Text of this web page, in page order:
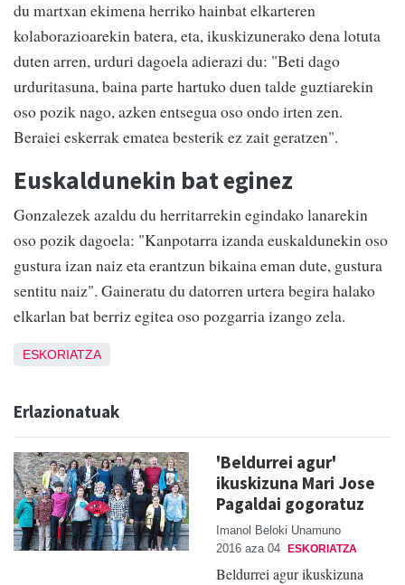
du martxan ekimena herriko hainbat elkarteren
kolaborazioarekin batera, eta, ikuskizunerako dena lotuta
duten arren, urduri dagoela adierazi du: "Beti dago
urduritasuna, baina parte hartuko duen talde guztiarekin
oso pozik nago, azken entsegua oso ondo irten zen.
Beraiei eskerrak ematea besterik ez zait geratzen".
Euskaldunekin bat eginez
Gonzalezek azaldu du herritarrekin egindako lanarekin
oso pozik dagoela: "Kanpotarra izanda euskaldunekin oso
gustura izan naiz eta erantzun bikaina eman dute, gustura
sentitu naiz". Gaineratu du datorren urtera begira halako
elkarlan bat berriz egitea oso pozgarria izango zela.
ESKORIATZA
Erlazionatuak
'Beldurrei agur'
ikuskizuna Mari Jose
Pagaldai gogoratuz
Imanol Beloki Unamuno
2016 aza 04
ESKORIATZA
Beldurrei agur ikuskizuna